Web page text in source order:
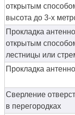
открытым
высота до 3-х
Прокладка
открытым
лестницы или
Прокладка
Сверление
в перегородках